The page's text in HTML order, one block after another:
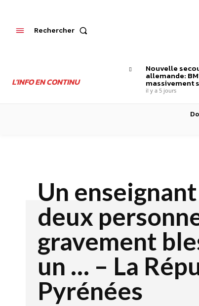
Rechercher
L'INFO EN CONTINU
Nouvelle
allemande:
massivement
il y a 5 jours
Un
deux
gravement
un … – La
Pyrénées